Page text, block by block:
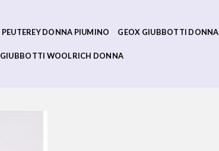
PEUTEREY DONNA PIUMINO GEOX GIUBBOTTI DONNA
GIUBBOTTI WOOLRICH DONNA